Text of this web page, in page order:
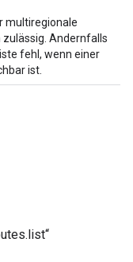
multiregionale
Andernfalls
fehl, wenn einer
ist.